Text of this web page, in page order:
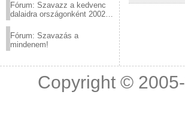
Fórum: Szavazz a kedvenc
dalaidra országonként 2002
Fórum: Szavazás a
mindenem!
Copyright ©